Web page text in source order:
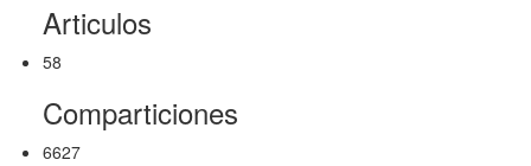
Articulos
58
Comparticiones
6627